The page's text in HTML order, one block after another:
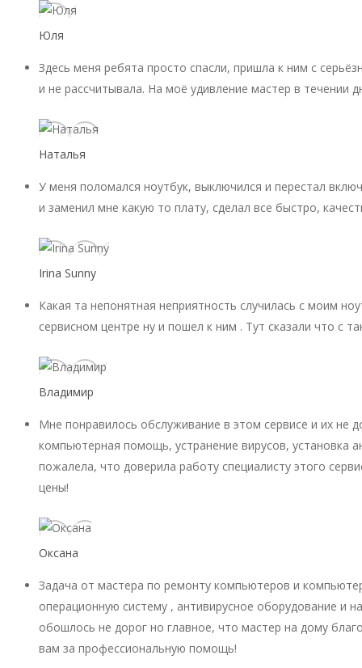
Юля
Здесь меня ребята просто спасли, пришла к ним с
и не рассчитывала. На моё удивление мастер в течении
Наталья
У меня поломался ноутбук, выключился и перестал
и заменил мне какую то плату, сделал все быстро,
Irina Sunny
Какая та непонятная неприятность случилась с моим
сервисном центре ну и пошел к ним . Тут сказали что с
Владимир
Мне понравилось обслуживание в этом сервисе и их не
компьютерная помощь, устранение вирусов, установка
пожалела, что доверила работу специалисту этого
цены!
Оксана
Задача от мастера по ремонту компьютеров и
операционную систему , антивирусное оборудование и
обошлось не дорог но главное, что мастер на дому
вам за профессиональную помощь!